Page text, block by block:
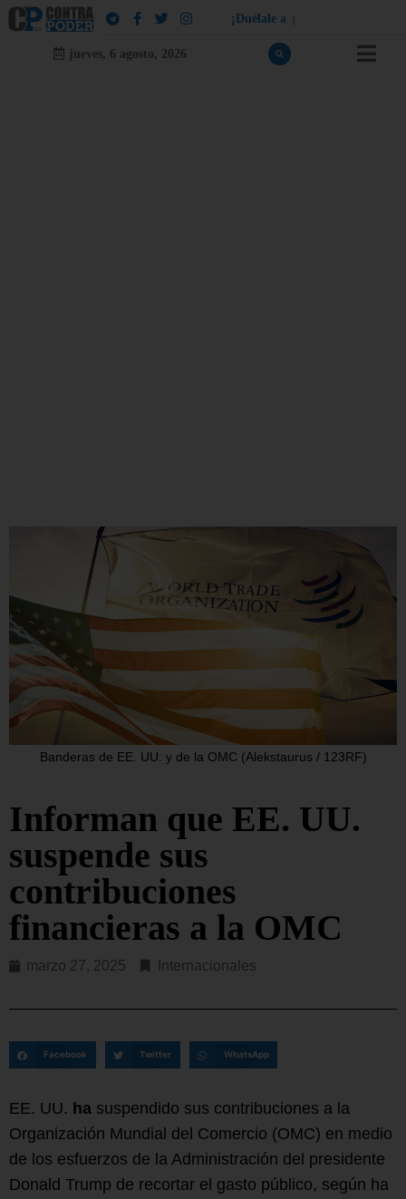
¡ Dué a e a q
jueves, 6 agosto, 2026
Banderas de EE. UU. y de la OMC (Alekstaurus / 123RF)
Informan que EE. UU.
suspende sus
contribuciones
financieras a la OMC
marzo 27, 2025 Internacionales
Facebook Twitter WhatsApp
EE. UU. ha suspendido sus contribuciones a la
Organización Mundial del Comercio (OMC) en medio
de los esfuerzos de la Administración del presidente
Donald Trump de recortar el gasto público, según ha